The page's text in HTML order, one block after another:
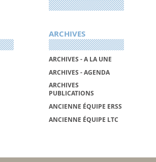
ARCHIVES
ARCHIVES - A LA UNE
ARCHIVES - AGENDA
ARCHIVES
PUBLICATIONS
ANCIENNE ÉQUIPE ERSS
ANCIENNE ÉQUIPE LTC